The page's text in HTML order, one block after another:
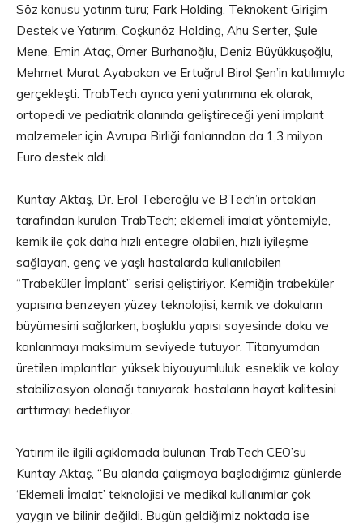
Söz konusu yatırım turu; Fark Holding, Teknokent Girişim
Destek ve Yatırım, Coşkunöz Holding, Ahu Serter, Şule
Mene, Emin Ataç, Ömer Burhanoğlu, Deniz Büyükkuşoğlu,
Mehmet Murat Ayabakan ve Ertuğrul Birol Şen’in katılımıyla
gerçekleşti. TrabTech ayrıca yeni yatırımına ek olarak,
ortopedi ve pediatrik alanında geliştireceği yeni implant
malzemeler için Avrupa Birliği fonlarından da 1,3 milyon
Euro destek aldı.
Kuntay Aktaş, Dr. Erol Teberoğlu ve BTech’in ortakları
tarafından kurulan TrabTech; eklemeli imalat yöntemiyle,
kemik ile çok daha hızlı entegre olabilen, hızlı iyileşme
sağlayan, genç ve yaşlı hastalarda kullanılabilen
“Trabeküler İmplant” serisi geliştiriyor. Kemiğin trabeküler
yapısına benzeyen yüzey teknolojisi, kemik ve dokuların
büyümesini sağlarken, boşluklu yapısı sayesinde doku ve
kanlanmayı maksimum seviyede tutuyor. Titanyumdan
üretilen implantlar; yüksek biyouyumluluk, esneklik ve kolay
stabilizasyon olanağı tanıyarak, hastaların hayat kalitesini
arttırmayı hedefliyor.
Yatırım ile ilgili açıklamada bulunan TrabTech CEO’su
Kuntay Aktaş, “Bu alanda çalışmaya başladığımız günlerde
‘Eklemeli İmalat’ teknolojisi ve medikal kullanımlar çok
yaygın ve bilinir değildi. Bugün geldiğimiz noktada ise